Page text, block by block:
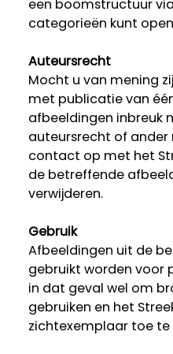
een boomstructuur
categorieën kunt
Auteursrecht
Mocht u van mening
met publicatie van
afbeeldingen inbreuk
auteursrecht of
contact op met het
de betreffende
verwijderen.
Gebruik
Afbeeldingen uit de
gebruikt worden voor
in dat geval wel om
gebruiken en het
zichtexemplaar toe te